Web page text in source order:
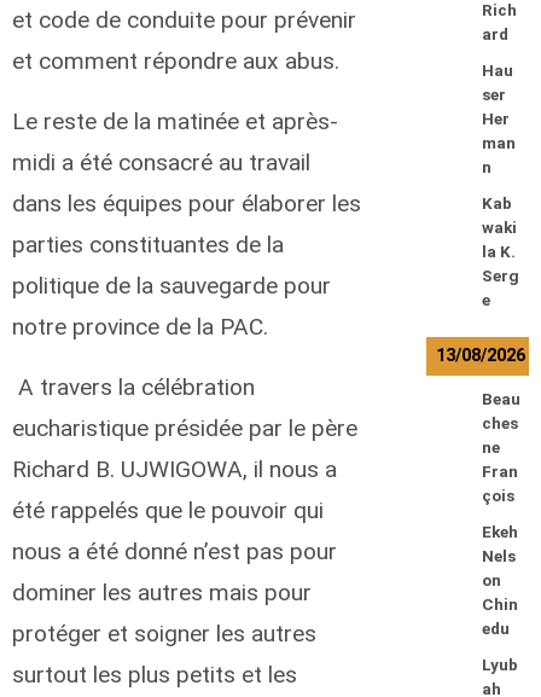
et code de conduite pour prévenir
et comment répondre aux abus.
Le reste de la matinée et après-
midi a été consacré au travail
dans les équipes pour élaborer les
parties constituantes de la
politique de la sauvegarde pour
notre province de la PAC.
A travers la célébration
eucharistique présidée par le père
Richard B. UJWIGOWA, il nous a
été rappelés que le pouvoir qui
nous a été donné n’est pas pour
dominer les autres mais pour
protéger et soigner les autres
surtout les plus petits et les
Rich
ard
Hau
ser
Her
man
n
Kab
waki
la K.
Serg
e
13/08/2026
Beau
ches
ne
Fran
çois
Ekeh
Nels
on
Chin
edu
Lyub
ah